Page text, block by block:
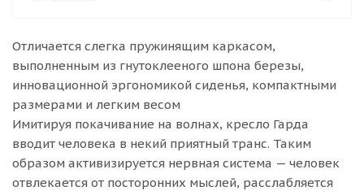
Отличается слегка пружинящим каркасом,
выполненным из гнутоклееного шпона березы,
инновационной эргономикой сиденья, компактными
размерами и легким весом
Имитируя покачивание на волнах, кресло Гарда
вводит человека в некий приятный транс. Таким
образом активизируется нервная система — человек
отвлекается от посторонних мыслей, расслабляется